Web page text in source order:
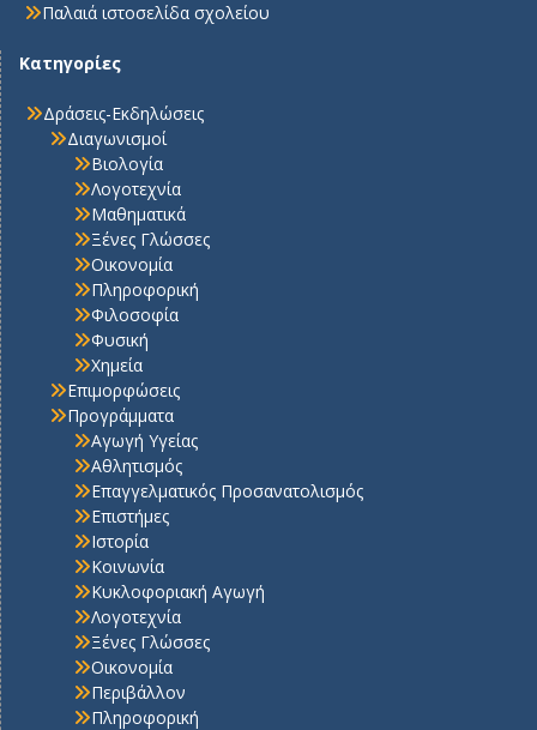
Παλαιά ιστοσελίδα σχολείου
Κατηγορίες
Δράσεις-Εκδηλώσεις
Διαγωνισμοί
Βιολογία
Λογοτεχνία
Μαθηματικά
Ξένες Γλώσσες
Οικονομία
Πληροφορική
Φιλοσοφία
Φυσική
Χημεία
Επιμορφώσεις
Προγράμματα
Αγωγή Υγείας
Αθλητισμός
Επαγγελματικός Προσανατολισμός
Επιστήμες
Ιστορία
Κοινωνία
Κυκλοφοριακή Αγωγή
Λογοτεχνία
Ξένες Γλώσσες
Οικονομία
Περιβάλλον
Πληροφορική